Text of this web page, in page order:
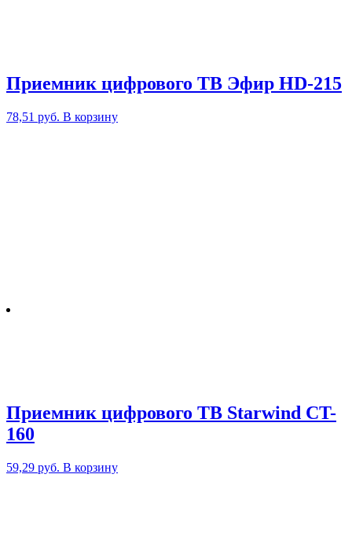
Приемник цифрового ТВ Эфир HD-215
78,51 руб. В корзину
Приемник цифрового ТВ Starwind CT-
160
59,29 руб. В корзину